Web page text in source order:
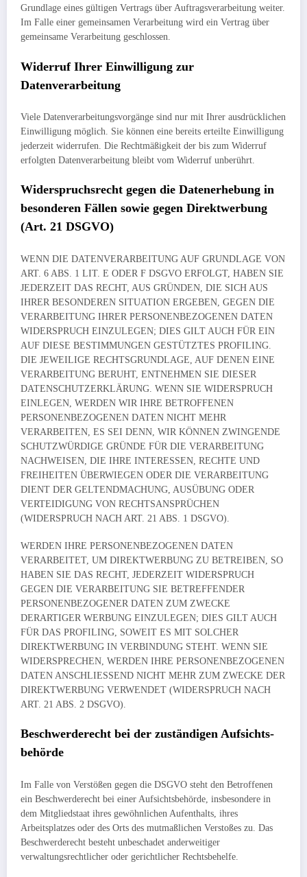
Grundlage eines gültigen Vertrags über Auftragsverarbeitung weiter.
Im Falle einer gemeinsamen Verarbeitung wird ein Vertrag über
gemeinsame Verarbeitung geschlossen.
Widerruf Ihrer Einwilligung zur
Datenverarbeitung
Viele Datenverarbeitungsvorgänge sind nur mit Ihrer ausdrücklichen
Einwilligung möglich. Sie können eine bereits erteilte Einwilligung
jederzeit widerrufen. Die Rechtmäßigkeit der bis zum Widerruf
erfolgten Datenverarbeitung bleibt vom Widerruf unberührt.
Widerspruchsrecht gegen die Datenerhebung in
besonderen Fällen sowie gegen Direktwerbung
(Art. 21 DSGVO)
WENN DIE DATENVERARBEITUNG AUF GRUNDLAGE VON
ART. 6 ABS. 1 LIT. E ODER F DSGVO ERFOLGT, HABEN SIE
JEDERZEIT DAS RECHT, AUS GRÜNDEN, DIE SICH AUS
IHRER BESONDEREN SITUATION ERGEBEN, GEGEN DIE
VERARBEITUNG IHRER PERSONENBEZOGENEN DATEN
WIDERSPRUCH EINZULEGEN; DIES GILT AUCH FÜR EIN
AUF DIESE BESTIMMUNGEN GESTÜTZTES PROFILING.
DIE JEWEILIGE RECHTSGRUNDLAGE, AUF DENEN EINE
VERARBEITUNG BERUHT, ENTNEHMEN SIE DIESER
DATENSCHUTZERKLÄRUNG. WENN SIE WIDERSPRUCH
EINLEGEN, WERDEN WIR IHRE BETROFFENEN
PERSONENBEZOGENEN DATEN NICHT MEHR
VERARBEITEN, ES SEI DENN, WIR KÖNNEN ZWINGENDE
SCHUTZWÜRDIGE GRÜNDE FÜR DIE VERARBEITUNG
NACHWEISEN, DIE IHRE INTERESSEN, RECHTE UND
FREIHEITEN ÜBERWIEGEN ODER DIE VERARBEITUNG
DIENT DER GELTENDMACHUNG, AUSÜBUNG ODER
VERTEIDIGUNG VON RECHTSANSPRÜCHEN
(WIDERSPRUCH NACH ART. 21 ABS. 1 DSGVO).
WERDEN IHRE PERSONENBEZOGENEN DATEN
VERARBEITET, UM DIREKTWERBUNG ZU BETREIBEN, SO
HABEN SIE DAS RECHT, JEDERZEIT WIDERSPRUCH
GEGEN DIE VERARBEITUNG SIE BETREFFENDER
PERSONENBEZOGENER DATEN ZUM ZWECKE
DERARTIGER WERBUNG EINZULEGEN; DIES GILT AUCH
FÜR DAS PROFILING, SOWEIT ES MIT SOLCHER
DIREKTWERBUNG IN VERBINDUNG STEHT. WENN SIE
WIDERSPRECHEN, WERDEN IHRE PERSONENBEZOGENEN
DATEN ANSCHLIESSEND NICHT MEHR ZUM ZWECKE DER
DIREKTWERBUNG VERWENDET (WIDERSPRUCH NACH
ART. 21 ABS. 2 DSGVO).
Beschwerde­recht bei der zuständigen Aufsichts­
behörde
Im Falle von Verstößen gegen die DSGVO steht den Betroffenen
ein Beschwerderecht bei einer Aufsichtsbehörde, insbesondere in
dem Mitgliedstaat ihres gewöhnlichen Aufenthalts, ihres
Arbeitsplatzes oder des Orts des mutmaßlichen Verstoßes zu. Das
Beschwerderecht besteht unbeschadet anderweitiger
verwaltungsrechtlicher oder gerichtlicher Rechtsbehelfe.